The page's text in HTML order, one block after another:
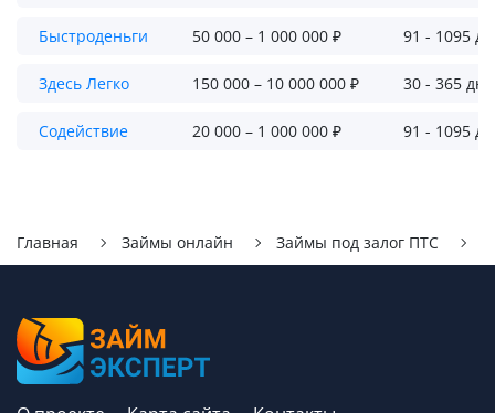
Быстроденьги 50 000 – 1 000 000 ₽ 91 - 1095
Здесь Легко 150 000 – 10 000 000 ₽ 30 - 365
Содействие 20 000 – 1 000 000 ₽ 91 - 1095
Главная Займы онлайн Займы под залог ПТС